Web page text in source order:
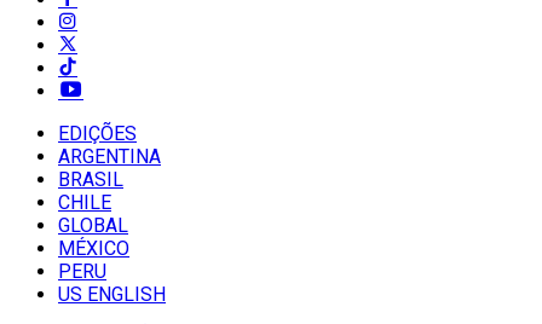
EDIÇÕES
ARGENTINA
BRASIL
CHILE
GLOBAL
MÉXICO
PERU
US ENGLISH